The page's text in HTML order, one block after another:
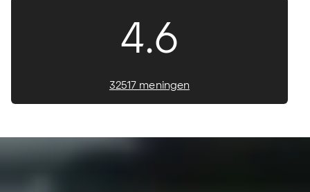
4.6
32517 meningen